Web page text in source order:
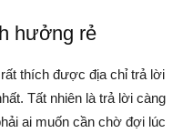
hưởng rẻ
thích được địa chỉ trả lời
Tất nhiên là trả lời càng
ai muốn cần chờ đợi lúc